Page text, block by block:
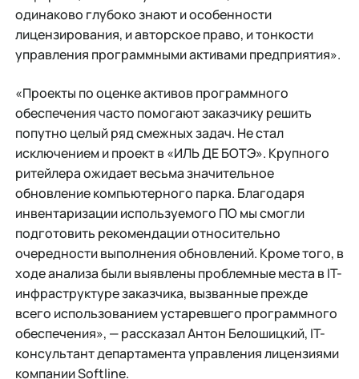
одинаково глубоко знают и особенности
лицензирования, и авторское право, и тонкости
управления программными активами предприятия».
«Проекты по оценке активов программного
обеспечения часто помогают заказчику решить
попутно целый ряд смежных задач. Не стал
исключением и проект в «ИЛЬ ДЕ БОТЭ». Крупного
ритейлера ожидает весьма значительное
обновление компьютерного парка. Благодаря
инвентаризации используемого ПО мы смогли
подготовить рекомендации относительно
очередности выполнения обновлений. Кроме того, в
ходе анализа были выявлены проблемные места в IT-
инфраструктуре заказчика, вызванные прежде
всего использованием устаревшего программного
обеспечения», — рассказал Антон Белошицкий, IT-
консультант департамента управления лицензиями
компании Softline.